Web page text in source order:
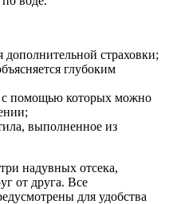
дополнительной страховки;
глубоким
с помощью которых можно
выполненное из
надувных отсека,
от друга. Все
для удобства